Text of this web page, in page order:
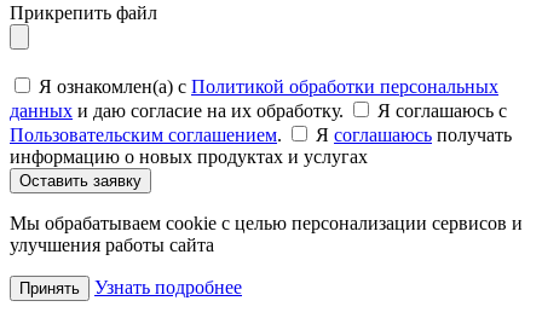
Прикрепить файл
Я ознакомлен(а) с Политикой обработки персональных
данных и даю согласие на их обработку.
Я соглашаюсь c
Пользовательским соглашением. Я соглашаюсь получать
информацию о новых продуктах и услугах
Оставить заявку
Мы обрабатываем cookie с целью персонализации сервисов и
улучшения работы сайта
Принять Узнать подробнее